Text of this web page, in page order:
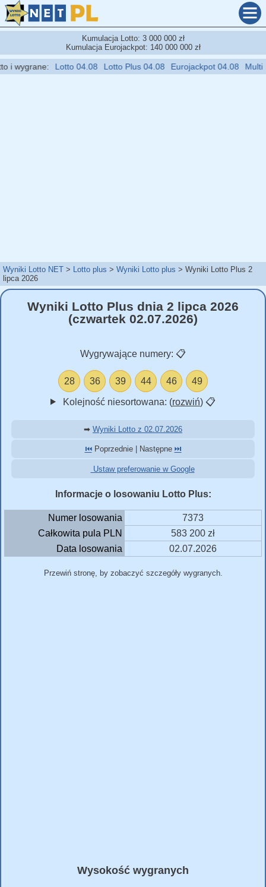
Kumulacja Lotto: 3 000 000 zł
Kumulacja Eurojackpot: 140 000 000 zł
wygrane: Lotto 04.08 Lotto Plus 04.08 Eurojackpot 04.08 Multi
Wyniki Lotto NET Lotto plus Wyniki Lotto plus
Wyniki Lotto Plus 2
lipca 2026
Wyniki Lotto Plus dnia 2 lipca 2026
(czwartek 02.07.2026)
Wygrywające numery: 📋
28 36 39 44 46 49
Kolejność niesortowana: (rozwiń) 📋
➡ Wyniki Lotto z 02.07.2026
⏮️Poprzednie | Następne ⏭️
Ustaw preferowanie w Google
Informacje o losowaniu Lotto Plus:
Numer losowania
7373
Całkowita pula PLN
583 200 zł
Data losowania
02.07.2026
Przewiń stronę, by zobaczyć szczegóły wygranych.
Wysokość wygranych